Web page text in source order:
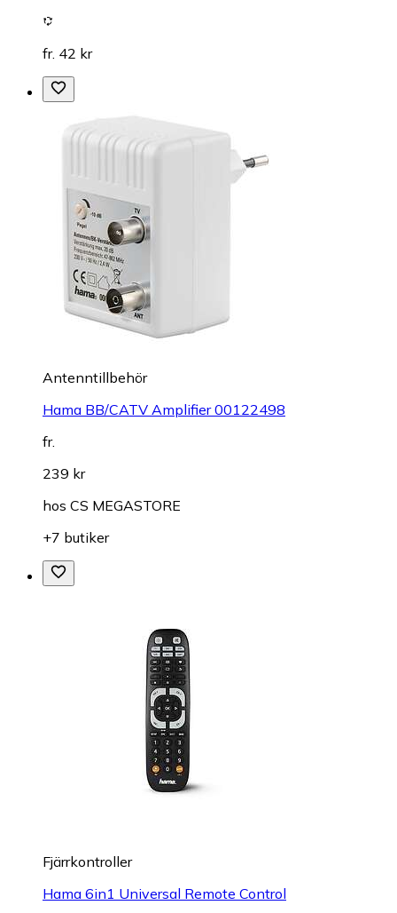
fr. 42 kr
Antenntillbehör
Hama BB/CATV Amplifier 00122498
fr.
239 kr
hos CS MEGASTORE
+7 butiker
Fjärrkontroller
Hama 6in1 Universal Remote Control